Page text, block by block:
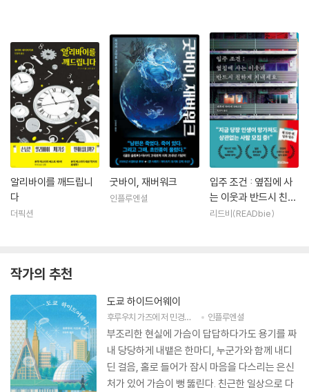
알리바이를 깨드립니
다
더픽션
굿바이, 재버워크
인플루엔셜
입주 조건 : 옆집에 사
는 이웃과 반드시 친하
게 지내세요
리드비(READbie)
작가의 추천
도쿄 하이드어웨이
후루우치 가즈에저 민경욱 인플루엔셜
부조리한 현실에 가슴이 답답하다가도 용기를 짜
내 당당하게 내뱉은 한마디, 누군가와 함께 내디
딘 걸음, 홀로 들어가 잠시 마음을 다스리는 은신
처가 있어 가슴이 뻥 뚫린다. 친근한 일상으로 다